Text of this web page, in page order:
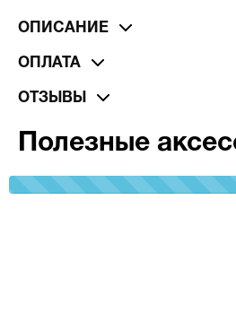
ОПИСАНИЕ
ОПЛАТА
ОТЗЫВЫ
Полезные
100%